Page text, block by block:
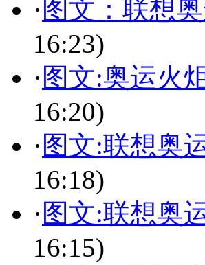
· 图文：联想
16:23)
· 图文:奥运火
16:20)
· 图文:联想奥
16:18)
· 图文:联想奥
16:15)